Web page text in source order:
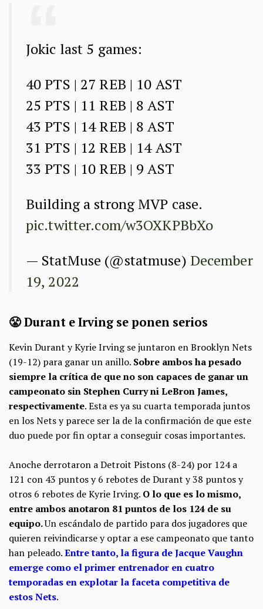
Jokic last 5 games:
40 PTS | 27 REB | 10 AST
25 PTS | 11 REB | 8 AST
43 PTS | 14 REB | 8 AST
31 PTS | 12 REB | 14 AST
33 PTS | 10 REB | 9 AST
Building a strong MVP case.
pic.twitter.com/w3OXKPBbXo
— StatMuse (@statmuse) December
19, 2022
😤 Durant e Irving se ponen serios
Kevin Durant y Kyrie Irving se juntaron en Brooklyn Nets
(19-12) para ganar un anillo. Sobre ambos ha pesado
siempre la crítica de que no son capaces de ganar un
campeonato sin Stephen Curry ni LeBron James,
respectivamente. Esta es ya su cuarta temporada juntos
en los Nets y parece ser la de la confirmación de que este
duo puede por fin optar a conseguir cosas importantes.
Anoche derrotaron a Detroit Pistons (8-24) por 124 a
121 con 43 puntos y 6 rebotes de Durant y 38 puntos y
otros 6 rebotes de Kyrie Irving. O lo que es lo mismo,
entre ambos anotaron 81 puntos de los 124 de su
equipo.Un escándalo de partido para dos jugadores que
quieren reivindicarse y optar a ese campeonato que tanto
han peleado.Entre tanto, la figura deJacque Vaughn
emerge como el primer entrenador en cuatro
temporadas en explotar la faceta competitiva de
estos Nets.